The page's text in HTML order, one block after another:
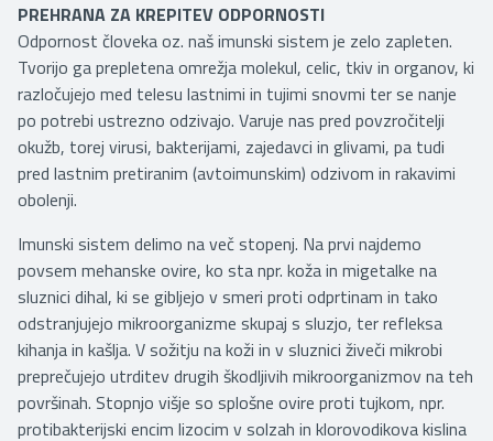
PREHRANA ZA KREPITEV ODPORNOSTI
Odpornost človeka oz. naš imunski sistem je zelo zapleten.
Tvorijo ga prepletena omrežja molekul, celic, tkiv in organov, ki
razločujejo med telesu lastnimi in tujimi snovmi ter se nanje
po potrebi ustrezno odzivajo. Varuje nas pred povzročitelji
okužb, torej virusi, bakterijami, zajedavci in glivami, pa tudi
pred lastnim pretiranim (avtoimunskim) odzivom in rakavimi
obolenji.
Imunski sistem delimo na več stopenj. Na prvi najdemo
povsem mehanske ovire, ko sta npr. koža in migetalke na
sluznici dihal, ki se gibljejo v smeri proti odprtinam in tako
odstranjujejo mikroorganizme skupaj s sluzjo, ter refleksa
kihanja in kašlja. V sožitju na koži in v sluznici živeči mikrobi
preprečujejo utrditev drugih škodljivih mikroorganizmov na teh
površinah. Stopnjo višje so splošne ovire proti tujkom, npr.
protibakterijski encim lizocim v solzah in klorovodikova kislina